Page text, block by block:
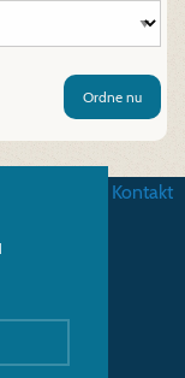
Ordne nu
Kontakt